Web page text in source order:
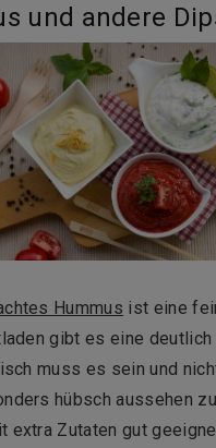
und andere
Hummus ist eine
gibt es eine deutlich
muss es sein und
hübsch aussehen
extra Zutaten gut